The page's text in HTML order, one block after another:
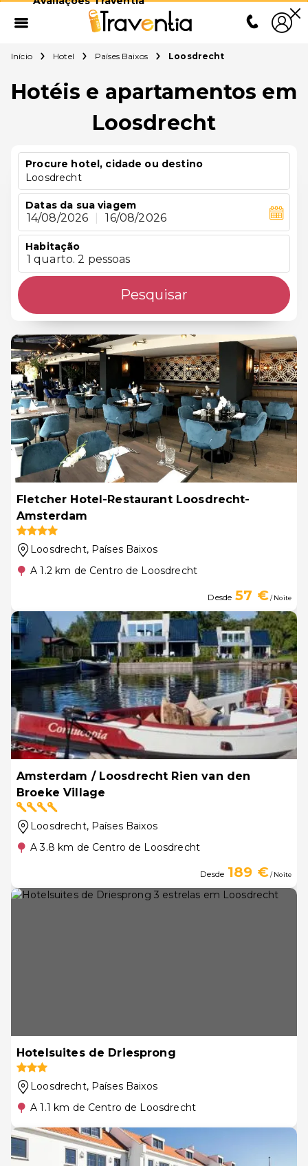
Início Hotel Países Baixos Loosdrecht
Hotéis e apartamentos em
Loosdrecht
Procure hotel, cidade ou destino
Loosdrecht
Datas da sua viagem
14/08/2026 16/08/2026
Habitação
1 quarto. 2 pessoas
Pesquisar
Fletcher Hotel-Restaurant Loosdrecht-
Amsterdam
Loosdrecht, Países Baixos
A 1.2 km de Centro de Loosdrecht
Desde 57 €/ Noite
Amsterdam / Loosdrecht Rien van den
Broeke Village
Loosdrecht, Países Baixos
A 3.8 km de Centro de Loosdrecht
Desde 189 €/ Noite
Hotelsuites de Driesprong
Loosdrecht, Países Baixos
A 1.1 km de Centro de Loosdrecht